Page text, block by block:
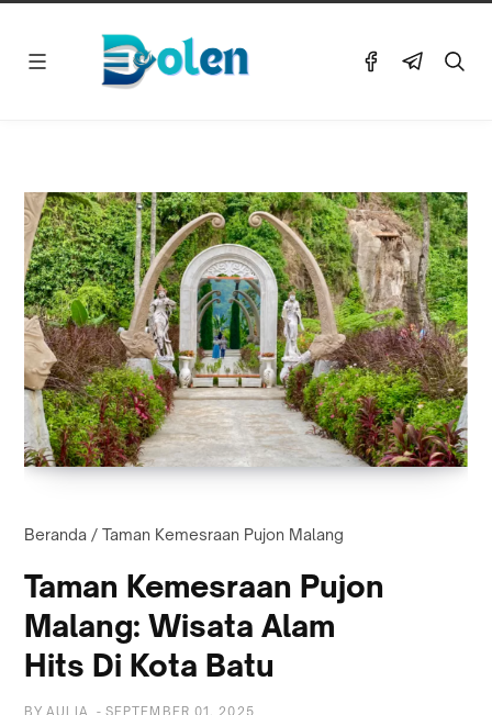
Beranda / Taman Kemesraan Pujon Malang
Taman Kemesraan Pujon
Malang: Wisata Alam
Hits Di Kota Batu